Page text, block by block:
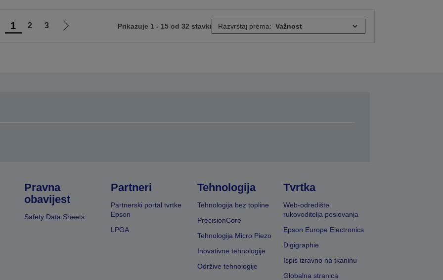
1 2 3
Idi
Prikazuje 1 - 15 od 32 stavki Razvrstaj prema:
Pravna
obavijest
Safety Data Sheets
Partneri
Partnerski portal tvrtke
Epson
LPGA
Tehnologija
Tehnologija bez topline
PrecisionCore
Tehnologija Micro Piezo
Inovativne tehnologije
Održive tehnologije
Tvrtka
Web-odredište
rukovoditelja poslovanja
Epson Europe Electronics
Digigraphie
Ispis izravno na tkaninu
Globalna stranica